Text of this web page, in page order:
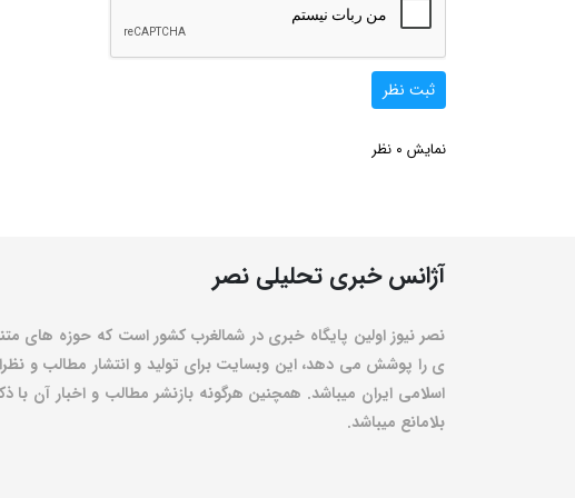
ثبت نظر
نمایش 0 نظر
آژانس خبری تحلیلی نصر
نصر نیوز اولین پایگاه خبری در شمالغرب کشور است که حوزه های
ی را پوشش می دهد، این وبسایت برای تولید و انتشار مطالب و
اسلامی ایران میباشد. همچنین هرگونه بازنشر مطالب و اخبار آن با
بلامانع میباشد.